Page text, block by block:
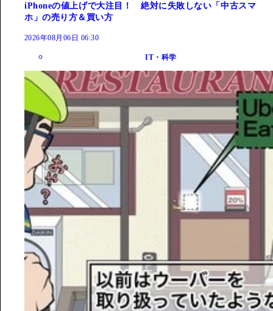
iPhoneの値上げで大注目！ 絶対に失敗しない「中古スマ
ホ」の売り方＆買い方
2026年08月06日 06:30
IT・科学